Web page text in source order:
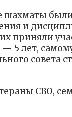
шахматы
и
приняли
5 лет,
совета
СВО,